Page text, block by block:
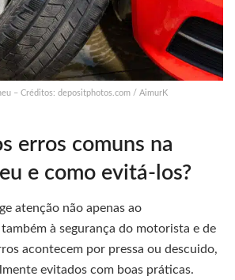
– Créditos: depositphotos.com / AimurK
erros comuns na
e como evitá-los?
atenção não apenas ao
à segurança do motorista e de
acontecem por pressa ou descuido,
evitados com boas práticas.